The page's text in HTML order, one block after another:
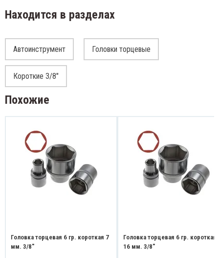
Находится в разделах
Автоинструмент Головки торцевые
Короткие 3/8"
Похожие
Головка торцевая 6 гр. короткая 7
мм. 3/8"
Головка торцевая 6 гр. короткая
16 мм. 3/8"